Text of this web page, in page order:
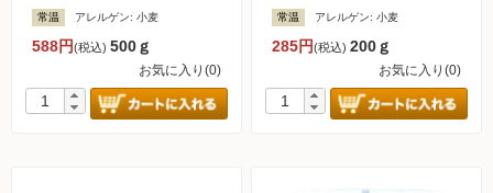
常温 アレルゲン: 小麦
588円(税込) 500ｇ
お気に入り(0)
常温 アレルゲン:小麦
285円(税込)200ｇ
お気に入り(0)